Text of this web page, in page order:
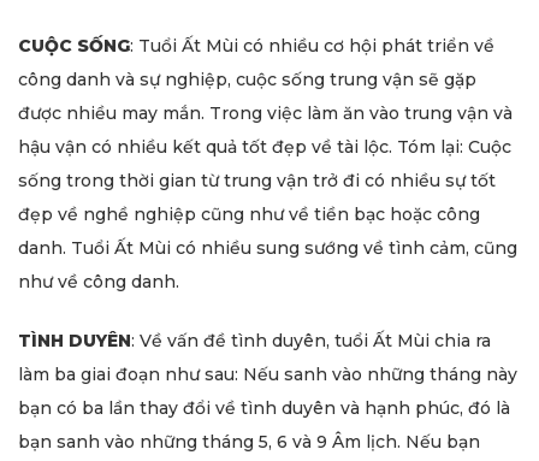
CUỘC SỐNG: Tuổi Ất Mùi có nhiều cơ hội phát triển về
công danh và sự nghiệp, cuộc sống trung vận sẽ gặp
được nhiều may mắn. Trong việc làm ăn vào trung vận và
hậu vận có nhiều kết quả tốt đẹp về tài lộc. Tóm lại: Cuộc
sống trong thời gian từ trung vận trở đi có nhiều sự tốt
đẹp về nghề nghiệp cũng như về tiền bạc hoặc công
danh. Tuổi Ất Mùi có nhiều sung sướng về tình cảm, cũng
như về công danh.
TÌNH DUYÊN: Về vấn đề tình duyên, tuổi Ất Mùi chia ra
làm ba giai đoạn như sau: Nếu sanh vào những tháng này
bạn có ba lần thay đổi về tình duyên và hạnh phúc, đó là
bạn sanh vào những tháng 5, 6 và 9 Âm lịch. Nếu bạn